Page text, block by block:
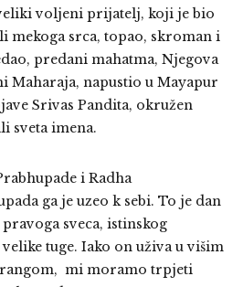
voljeni prijatelj, koji je bio
mekoga srca, topao, skroman i
predani mahatma, Njegova
Maharaja, napustio u Mayapur
Srivas Pandita, okružen
sveta imena.
i Radha
ga je uzeo k sebi. To je dan
sveca, istinskog
tuge. Iako on uživa u višim
mi moramo trpjeti